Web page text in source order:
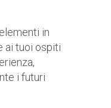
in
ai tuoi ospiti
i futuri